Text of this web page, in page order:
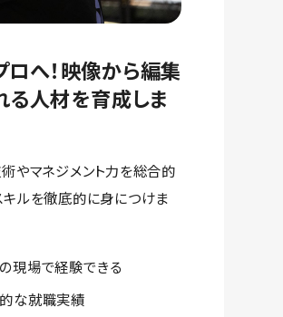
ロへ！映像から編集
人材を育成しま
やマネジメント力を総合的
ルを徹底的に身につけま
現場で経験できる
な就職実績